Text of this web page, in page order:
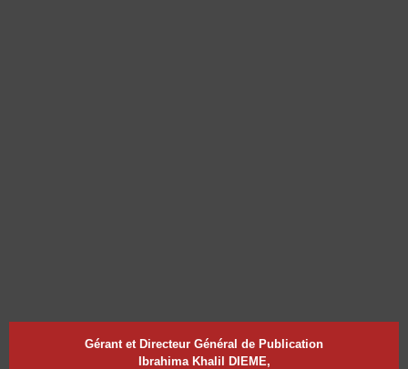
Gérant et Directeur Général de Publication
Ibrahima Khalil DIEME,